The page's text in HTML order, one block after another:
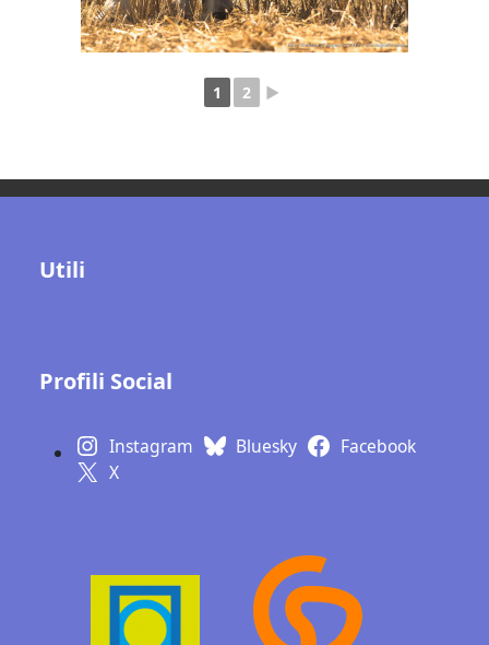
1 2 ►
Utili
Profili Social
Instagram Bluesky
Facebook
X